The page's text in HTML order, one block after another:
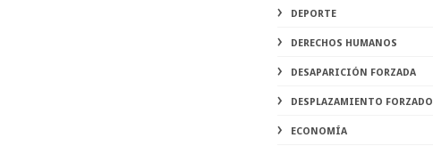
DEPORTE
DERECHOS HUMANOS
DESAPARICIÓN FORZADA
DESPLAZAMIENTO FORZADO
ECONOMÍA